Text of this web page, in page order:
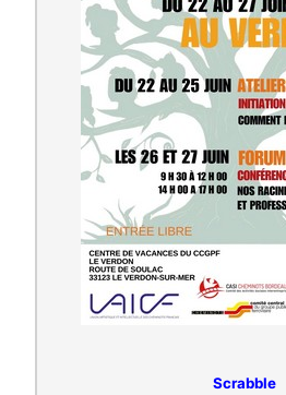
Scrabble